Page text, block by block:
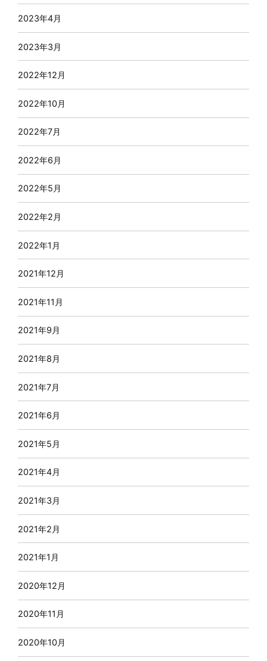
2023年4月
2023年3月
2022年12月
2022年10月
2022年7月
2022年6月
2022年5月
2022年2月
2022年1月
2021年12月
2021年11月
2021年9月
2021年8月
2021年7月
2021年6月
2021年5月
2021年4月
2021年3月
2021年2月
2021年1月
2020年12月
2020年11月
2020年10月